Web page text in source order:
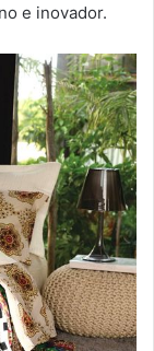
e inovador.